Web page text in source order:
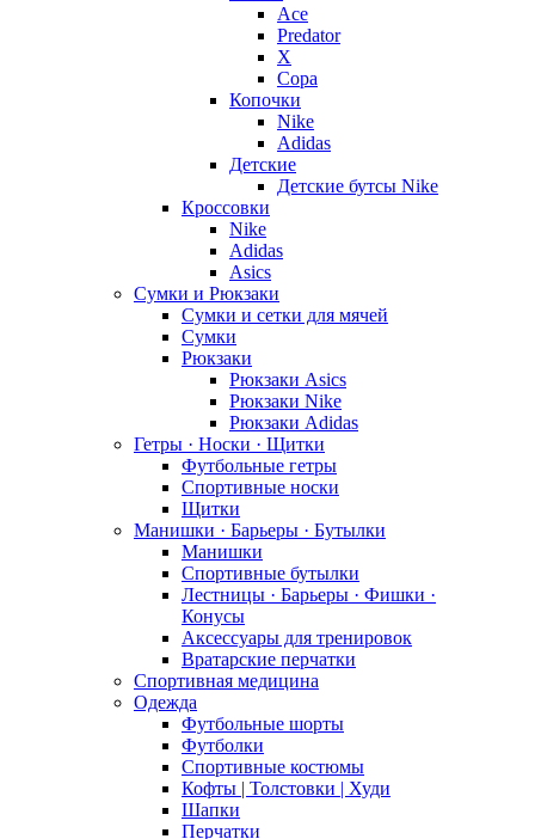
Ace
Predator
X
Copa
Копочки
Nike
Adidas
Детские
Детские бутсы Nike
Кроссовки
Nike
Adidas
Asics
Сумки и Рюкзаки
Сумки и сетки для мячей
Сумки
Рюкзаки
Рюкзаки Asics
Рюкзаки Nike
Рюкзаки Adidas
Гетры · Носки · Щитки
Футбольные гетры
Спортивные носки
Щитки
Манишки · Барьеры · Бутылки
Манишки
Спортивные бутылки
Лестницы · Барьеры · Фишки ·
Конусы
Аксессуары для тренировок
Вратарские перчатки
Спортивная медицина
Одежда
Футбольные шорты
Футболки
Спортивные костюмы
Кофты | Толстовки | Худи
Шапки
Перчатки